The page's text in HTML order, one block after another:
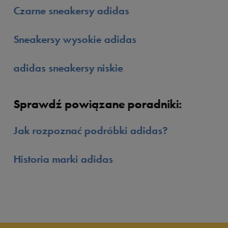
Czarne sneakersy adidas
Sneakersy wysokie adidas
adidas sneakersy niskie
Sprawdź powiązane poradniki:
Jak rozpoznać podróbki adidas?
Historia marki adidas